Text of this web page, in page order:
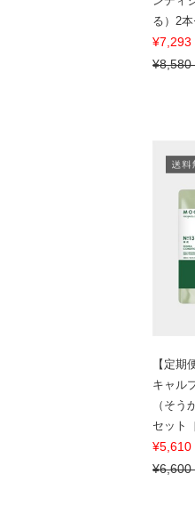
る）2本
¥7,293
¥8,580
【定期
キャル
（そ
セット
¥5,610
¥6,600